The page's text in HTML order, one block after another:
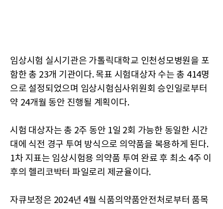
임상시험 실시기관은 가톨릭대학교 인천성모병원을 포
함한 총 23개 기관이다. 목표 시험대상자 수는 총 414명
으로 설정되었으며 임상시험심사위원회 승인일로부터
약 24개월 동안 진행될 계획이다.
시험 대상자는 총 2주 동안 1일 2회 가능한 동일한 시간
대에 식전 경구 투여 방식으로 의약품을 복용하게 된다.
1차 지표는 임상시험용 의약품 투여 완료 후 최소 4주 이
후의 헬리코박터 파일로리 제균율이다.
자큐보정은 2024년 4월 식품의약품안전처로부터 품목